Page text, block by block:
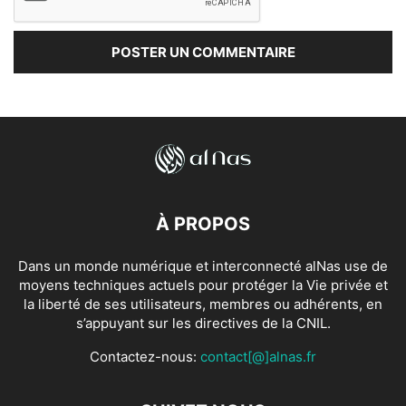
À PROPOS
Dans un monde numérique et interconnecté alNas use de
moyens techniques actuels pour protéger la Vie privée et
la liberté de ses utilisateurs, membres ou adhérents, en
s’appuyant sur les directives de la CNIL.
Contactez-nous: contact[@]alnas.fr